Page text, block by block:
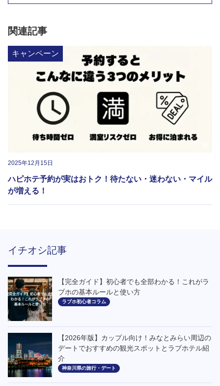
関連記事
キャンペーン
2025年12月15日
ハピホテ予約が実はおトク！待たない・迷わない・マイル
が増える！
イチオシ記事
【完全ガイド】初心者でも全部わかる！これがラ
ブホの基本ルールと使い方
ラブホ初心者コラム
【2026年版】カップル向け！みなとみらい周辺の
デートでおすすめの観光スポットとラブホテル紹
介
神奈川県の旅行・デート